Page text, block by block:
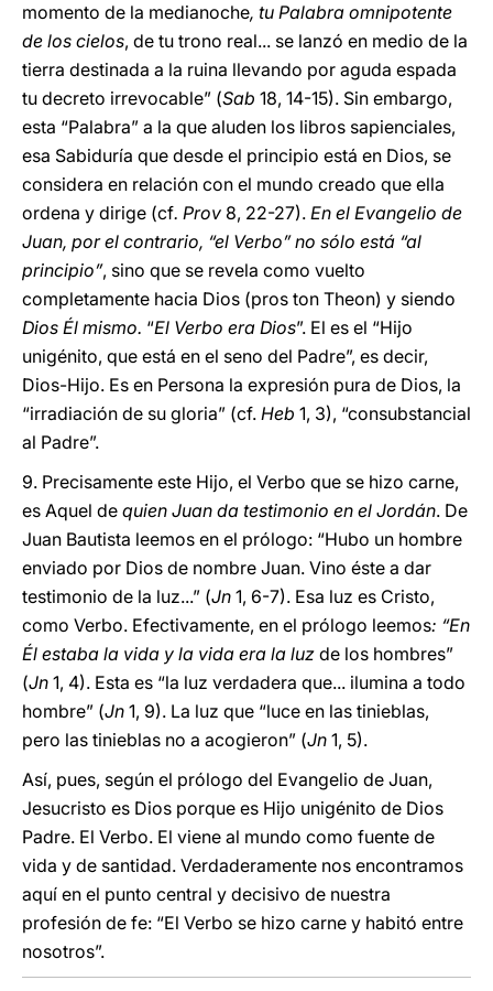
momento de la medianoche, tu Palabra omnipotente
de los cielos, de tu trono real... se lanzó en medio de la
tierra destinada a la ruina llevando por aguda espada
tu decreto irrevocable” (Sab 18, 14-15). Sin embargo,
esta “Palabra” a la que aluden los libros sapienciales,
esa Sabiduría que desde el principio está en Dios, se
considera en relación con el mundo creado que ella
ordena y dirige (cf. Prov 8, 22-27). En el Evangelio de
Juan, por el contrario, “el Verbo” no sólo está “al
principio”, sino que se revela como vuelto
completamente hacia Dios (pros ton Theon) y siendo
Dios Él mismo. “El Verbo era Dios”. El es el “Hijo
unigénito, que está en el seno del Padre”, es decir,
Dios-Hijo. Es en Persona la expresión pura de Dios, la
“irradiación de su gloria” (cf. Heb 1, 3), “consubstancial
al Padre”.
9. Precisamente este Hijo, el Verbo que se hizo carne,
es Aquel de quien Juan da testimonio en el Jordán. De
Juan Bautista leemos en el prólogo: “Hubo un hombre
enviado por Dios de nombre Juan. Vino éste a dar
testimonio de la luz...” (Jn 1, 6-7). Esa luz es Cristo,
como Verbo. Efectivamente, en el prólogo leemos: “En
Él estaba la vida y la vida era la luz de los hombres”
(Jn 1, 4). Esta es “la luz verdadera que... ilumina a todo
hombre” (Jn 1, 9). La luz que “luce en las tinieblas,
pero las tinieblas no a acogieron” (Jn 1, 5).
Así, pues, según el prólogo del Evangelio de Juan,
Jesucristo es Dios porque es Hijo unigénito de Dios
Padre. El Verbo. El viene al mundo como fuente de
vida y de santidad. Verdaderamente nos encontramos
aquí en el punto central y decisivo de nuestra
profesión de fe: “El Verbo se hizo carne y habitó entre
nosotros”.